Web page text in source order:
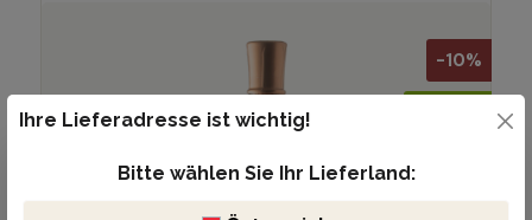
-10%
Ihre Lieferadresse ist wichtig!
Bitte wählen Sie Ihr Lieferland: